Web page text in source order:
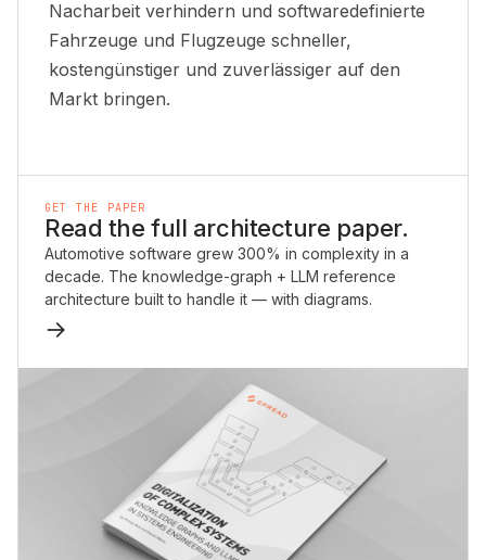
Nacharbeit verhindern und softwaredefinierte
Fahrzeuge und Flugzeuge schneller,
kostengünstiger und zuverlässiger auf den
Markt bringen.
GET THE PAPER
Read the full architecture paper.
Automotive software grew 300% in complexity in a
decade. The knowledge-graph + LLM reference
architecture built to handle it — with diagrams.
→